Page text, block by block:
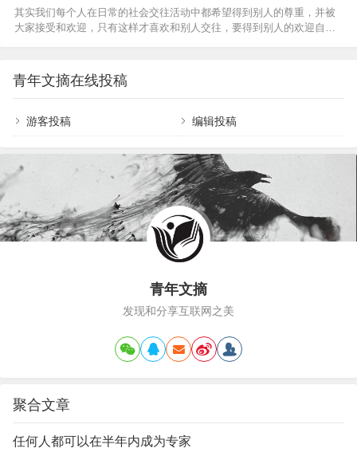
同事婆婆中风、岳父突然死亡、好友的年少至亲得
了绝症……人生的生老病死，是我们无论如何也逃
苦无…
其实我们每个人在日常的社会交往活动中都希望得到别人的尊重，并被
大家接受和欢迎，只有这样才喜欢和别人交往，要得到别人的欢迎自身
要抱着诚挚、宽容的心去相处，自己要抱着自我批评、愿意修改的胸怀
来自省。与人交往的过程中，你怎样对待别人，别人就会怎样对待你。
览无遗。你若以诚待人，别人也会以诚待你。你若敌视别人，别人也…
青年文摘在线投稿
游客投稿 编辑投稿
青年文摘
发现和分享互联网之美
聚合文章
任何人都可以在半年内成为专家